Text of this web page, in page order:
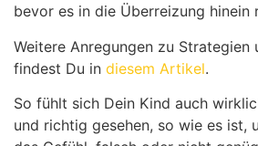
bevor es in die Überreizung hinein
Weitere Anregungen zu Strategien
findest Du in diesem Artikel.
So fühlt sich Dein Kind auch
und richtig gesehen, so wie es ist,